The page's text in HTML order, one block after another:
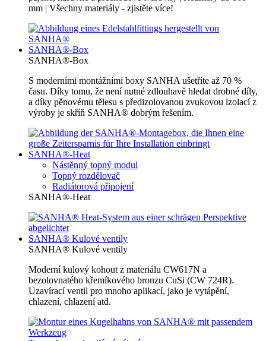
mm | Všechny materiály - zjistěte více!
SANHA®-Box
SANHA®-Box
S moderními montážními boxy SANHA ušetříte až 70 %
času. Díky tomu, že není nutné zdlouhavě hledat drobné díly,
a díky pěnovému tělesu s předizolovanou zvukovou izolací z
výroby je skříň SANHA® dobrým řešením.
SANHA®-Heat
Nástěnný topný modul
Topný rozdělovač
Radiátorová připojení
SANHA®-Heat
SANHA® Kulové ventily
SANHA® Kulové ventily
Moderní kulový kohout z materiálu CW617N a
bezolovnatého křemíkového bronzu CuSi (CW 724R).
Uzavírací ventil pro mnoho aplikací, jako je vytápění,
chlazení, chlazení atd.